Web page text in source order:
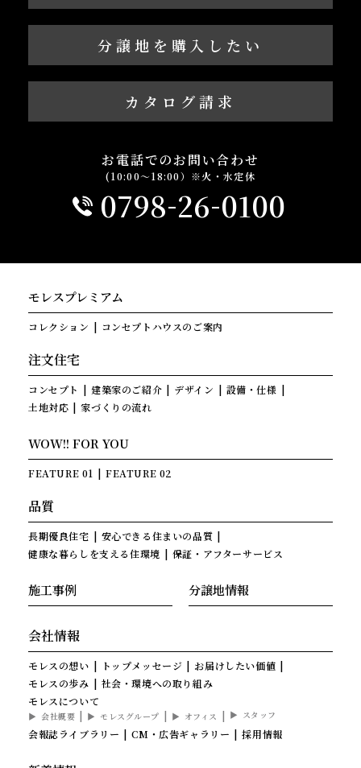
分譲地を購入したい
カタログ請求
お電話でのお問い合わせ
(10:00～18:00）※火・水定休
0798-26-0100
モレスプレミアム
コレクション コンセプトハウスのご案内
注文住宅
コンセプト 建築家のご紹介 デザイン
設備・仕様
土地対応
家づくりの流れ
WOW!! FOR YOU
FEATURE 01 FEATURE 02
品質
長期優良住宅
安心できる住まいの品質
健康な暮らしを支える住環境
保証・アフターサービス
施工事例 分譲地情報
会社情報
モレスの想い トップメッセージ
お届けしたい価値
モレスの歩み
社会・環境への取り組み
モレスについて
会社概要 モレスグループ オフィス スタッフ
会報誌ライブラリー CM・広告ギャラリー 採用情報